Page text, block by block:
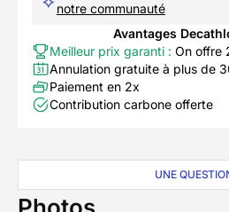
notre communauté
Avantages
Meilleur prix garanti : On offre
Annulation gratuite à plus de
Paiement en 2x
Contribution carbone offerte
UNE